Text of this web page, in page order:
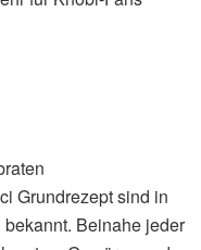
Grundrezept sind in
Beinahe jeder